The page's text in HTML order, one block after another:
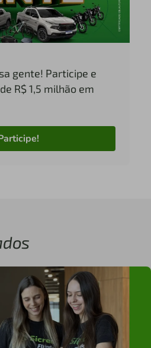
gente! Participe e
R$ 1,5 milhão em